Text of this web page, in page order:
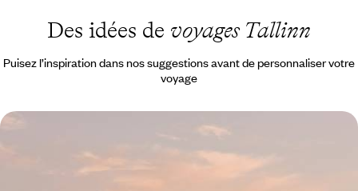
Des idées de voyages Tallinn
Puisez l’inspiration dans nos suggestions avant de personnaliser votre
voyage
Héritages et mues éclairées - Tallinn au pluriel
Kalamaja, Port Noblessner, Rotterman : des quartiers bohèmes et post-
industriels qui réécrivent le destin de Tallinn